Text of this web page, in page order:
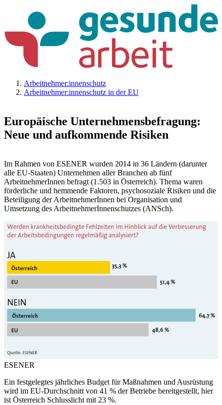
Arbeitnehmer:innenschutz
Arbeitnehmer:innenschutz in der EU
Europäische Unternehmensbefragung:
Neue und aufkommende Risiken
Im Rahmen von ESENER wurden 2014 in 36 Ländern (darunter
alle EU-Staaten) Unternehmen aller Branchen ab fünf
ArbeitnehmerInnen befragt (1.503 in Österreich). Thema waren
förderliche und hemmende Faktoren, psychosoziale Risiken und die
Beteiligung der ArbeitnehmerInnen bei Organisation und
Umsetzung des ArbeitnehmerInnenschutzes (ANSch).
ESENER
Ein festgelegtes jährliches Budget für Maßnahmen und Ausrüstung
wird im EU-Durchschnitt von 41 % der Betriebe bereitgestellt, hier
ist Österreich Schlusslicht mit 23 %.